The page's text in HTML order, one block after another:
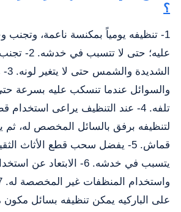
؟
1- تنظيفه يومياً بمكنسة ناعمة، وتجنب
عليه؛ حتى لا
والسوائل عندما تنسكب عليه بسرعة
تلفه. 4- عند التنظيف يراعى
لتنظيفه برفق بالسائل المخصص له،
قماش. 5- يفضل سحب قطع الأثاث
يتسبب في خدشه. 6- الابتعاد
على الباركيه يمكن تنظيفه بسائل مكون